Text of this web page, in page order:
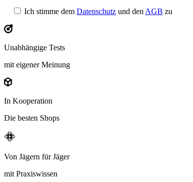
Ich stimme dem Datenschutz und den AGB zu
Unabhängige Tests
mit eigener Meinung
In Kooperation
Die besten Shops
Von Jägern für Jäger
mit Praxiswissen